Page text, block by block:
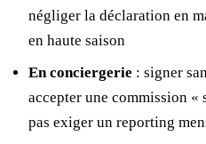
négliger la déclaration en
en haute saison
En conciergerie : signer
accepter une commission «
pas exiger un reporting